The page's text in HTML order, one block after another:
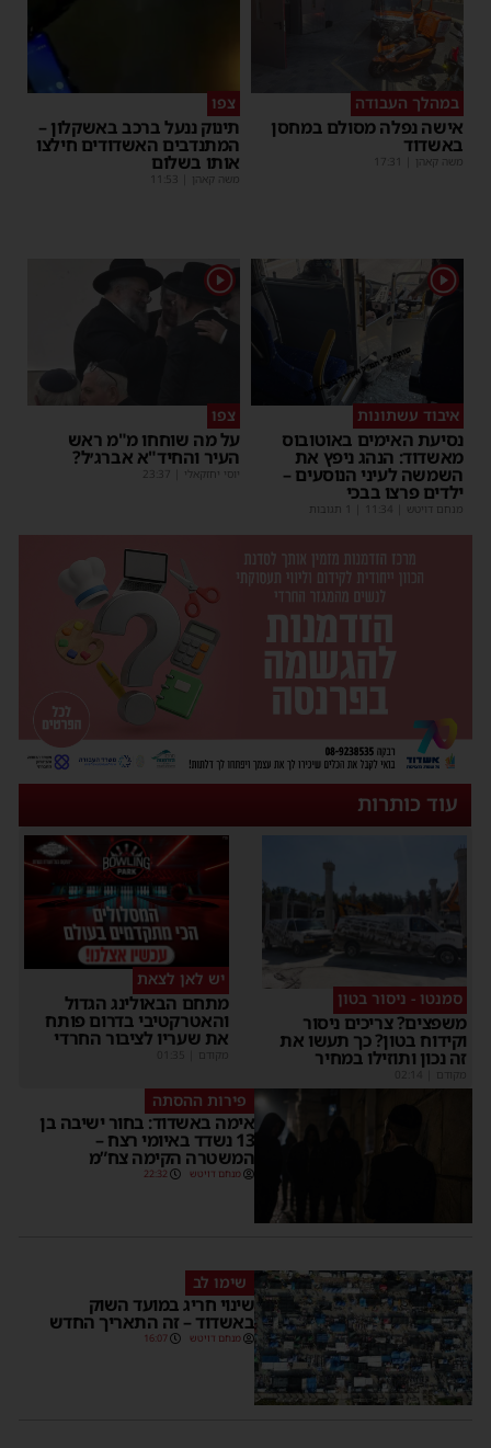
במהלך העבודה
אישה נפלה מסולם במחסן
באשדוד
משה קאהן 17:31
צפו
תינוק ננעל ברכב באשקלון –
המתנדבים האשדודים חילצו
אותו בשלום
משה קאהן 11:53
1
איבוד עשתונות
נסיעת האימים באוטובוס
מאשדוד: הנהג ניפץ את
השמשה לעיני הנוסעים –
ילדים פרצו בבכי
מנחם דויטש 11:34
1
צפו
על מה שוחחו מ"מ ראש
העיר והחיד"א אברג׳ל?
יוסי יחזקאלי 23:37
עוד כותרות
סמנטו - ניסור בטון
משפצים? צריכים ניסור
וקידוח בטון? כך תעשו את
זה נכון ותוזילו במחיר
מקודם
יש לאן לצאת
מתחם הבאולינג הגדול
והאטרקטיבי בדרום פותח
את שעריו לציבור החרדי
מקודם
פירות ההסתה
אימה באשדוד: בחור ישיבה בן
13 נשדד באיומי רצח –
המשטרה הקימה צח”מ
מנחם דויטש 22:32
שימו לב
שינוי חריג במועד השוק
באשדוד – זה התאריך החדש
מנחם דויטש 16:07